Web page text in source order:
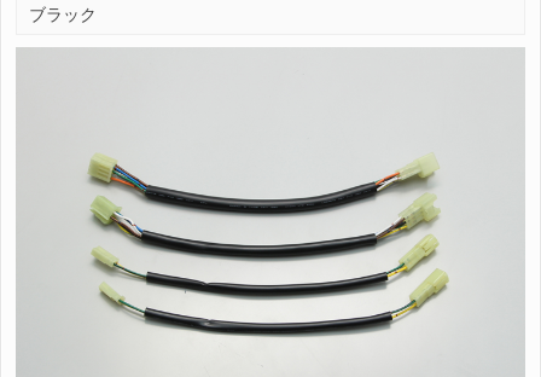
ブラック